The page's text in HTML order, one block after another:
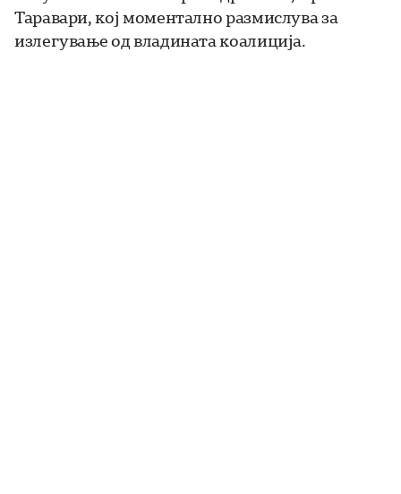
Таравари, кој моментално размислува за
излегување од владината коалиција.